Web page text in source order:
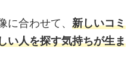
に合わせて、 新しいコミ
い人を探す気持ちが生ま